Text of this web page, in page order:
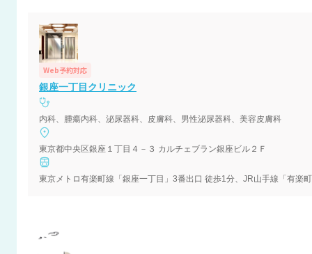
Web予約対応
銀座一丁目クリニック
内科、腫瘍内科、泌尿器科、皮膚科、男性泌尿器科、美容皮膚科
東京都中央区銀座１丁目４－３ カルチェブラン銀座ビル２Ｆ
東京メトロ有楽町線「銀座一丁目」3番出口 徒歩1分、JR山手線「有楽